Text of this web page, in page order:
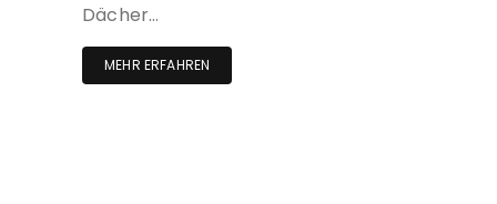
Dächer…
MEHR ERFAHREN